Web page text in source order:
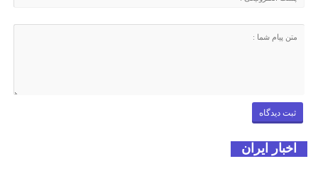
اخبار ایران